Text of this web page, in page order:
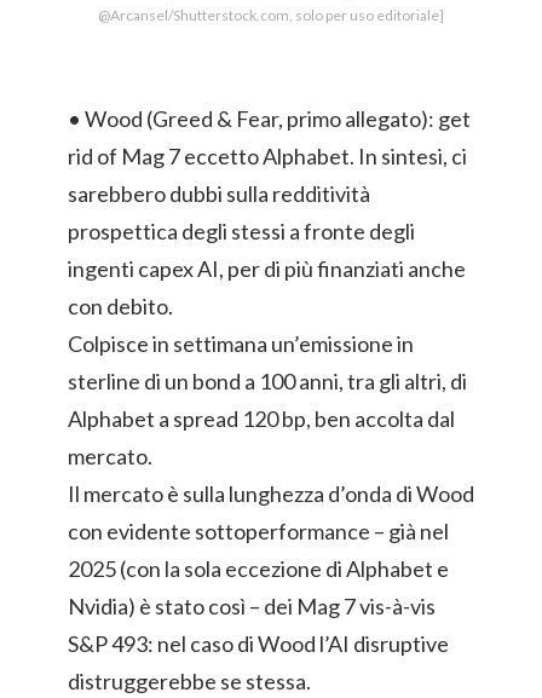
@Arcansel/Shutterstock.com, solo per uso editoriale]
• Wood (Greed & Fear, primo allegato): get
rid of Mag 7 eccetto Alphabet. In sintesi, ci
sarebbero dubbi sulla redditività
prospettica degli stessi a fronte degli
ingenti capex AI, per di più finanziati anche
con debito.
Colpisce in settimana un’emissione in
sterline di un bond a 100 anni, tra gli altri, di
Alphabet a spread 120 bp, ben accolta dal
mercato.
Il mercato è sulla lunghezza d’onda di Wood
con evidente sottoperformance – già nel
2025 (con la sola eccezione di Alphabet e
Nvidia) è stato così – dei Mag 7 vis-à-vis
S&P 493: nel caso di Wood l’AI disruptive
distruggerebbe se stessa.